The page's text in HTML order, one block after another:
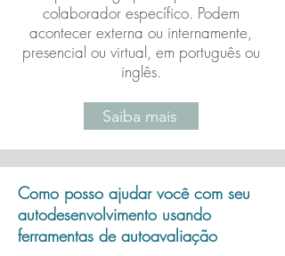
colaborador específico. Podem
acontecer externa ou internamente,
presencial ou virtual, em português ou
inglês.
Saiba mais
Como posso ajudar você com seu
autodesenvolvimento usando
ferramentas de autoavaliação